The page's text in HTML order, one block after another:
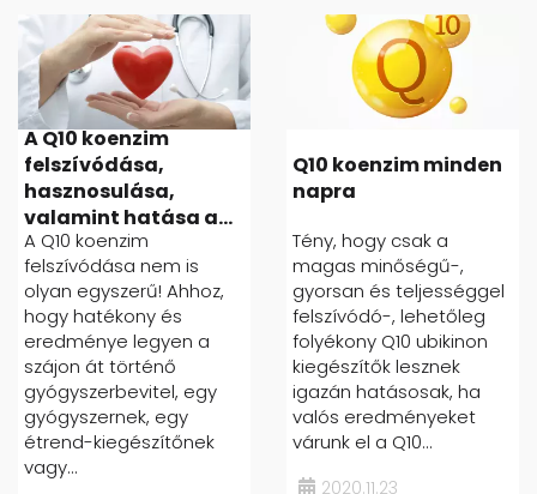
A Q10 koenzim
felszívódása,
hasznosulása,
valamint hatása a...
A Q10 koenzim
felszívódása nem is
olyan egyszerű! Ahhoz,
hogy hatékony és
eredménye legyen a
szájon át történő
gyógyszerbevitel, egy
gyógyszernek, egy
étrend-kiegészítőnek
vagy...
Q10 koenzim minden
napra
Tény, hogy csak a
magas minőségű-,
gyorsan és teljességgel
felszívódó-, lehetőleg
folyékony Q10 ubikinon
kiegészítők lesznek
igazán hatásosak, ha
valós eredményeket
várunk el a Q10...
2020.11.23